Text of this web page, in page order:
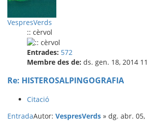
VespresVerds
:: cèrvol
Entrades: 572
Membre des de: ds. gen. 18, 2014
Re: HISTEROSALPINGOGRAFIA
Citació
EntradaAutor: VespresVerds » dg. abr. 05,